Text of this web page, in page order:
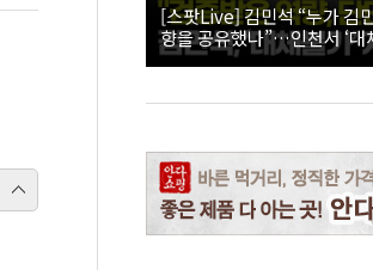
[스팟Live] 김민석 “누가 김
향을 공유했나”…인천서 ‘대
26.08.08 더불어민주당 당대